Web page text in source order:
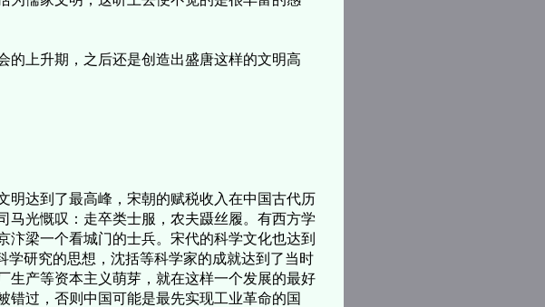
上升期，之后还是创造出盛唐这样的文明高
达到了最高峰，宋朝的赋税收入在中国古代历
马光慨叹：走卒类士服，农夫蹑丝履。有西方学
梁一个看城门的士兵。宋代的科学文化也达到
学研究的思想，沈括等科学家的成就达到了当时
生产等资本主义萌芽，就在这样一个发展的最好
错过，否则中国可能是最先实现工业革命的国